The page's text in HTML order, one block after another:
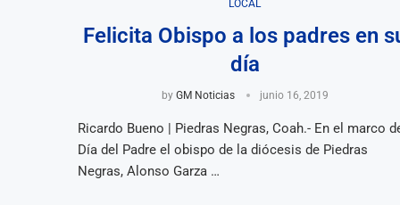
LOCAL
Felicita Obispo a los padres en
día
by GM Noticias junio 16, 2019
Ricardo Bueno | Piedras Negras, Coah.- En el marco
Día del Padre el obispo de la diócesis de Piedras
Negras, Alonso Garza …